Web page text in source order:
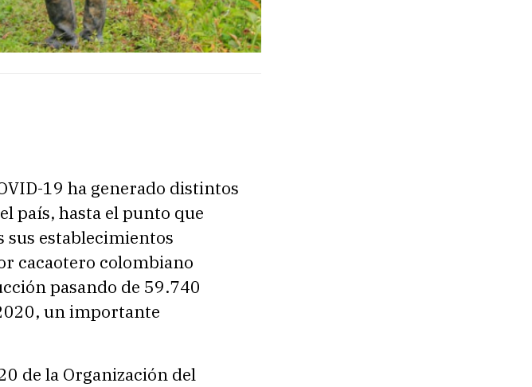
19 ha generado distintos
país, hasta el punto que
sus establecimientos
cacaotero colombiano
pasando de 59.740
un importante
de la Organización del